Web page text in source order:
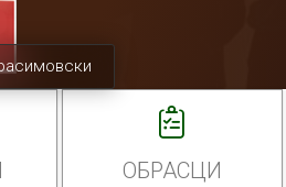
ОБРАСЦИ